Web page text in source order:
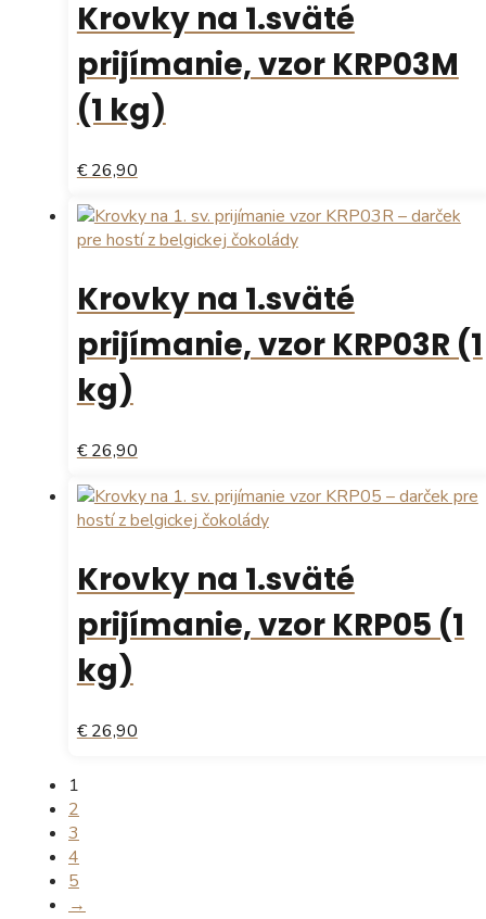
Krovky na 1.sväté
prijímanie, vzor KRP03M
(1 kg)
€ 26,90
Krovky na 1.sväté
prijímanie, vzor KRP03R (1
kg)
€ 26,90
Krovky na 1.sväté
prijímanie, vzor KRP05 (1
kg)
€ 26,90
1
2
3
4
5
→